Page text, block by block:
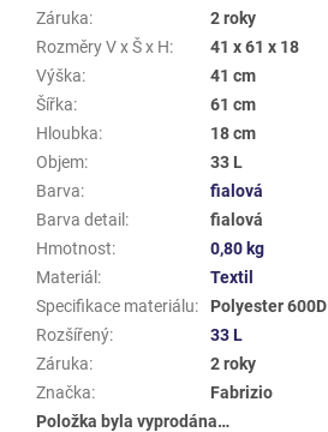
Záruka:
2 roky
Rozměry V x Š x H:
41 x 61 x 18
Výška:
41 cm
Šířka:
61 cm
Hloubka:
18 cm
Objem:
33 L
Barva:
fialová
Barva detail :
fialová
Hmotnost:
0,80 kg
Materiál :
Textil
Specifikace materiálu:
Polyester 600D
Rozšířený:
33 L
Záruka:
2 roky
Značka:
Fabrizio
Položka byla vyprodána…